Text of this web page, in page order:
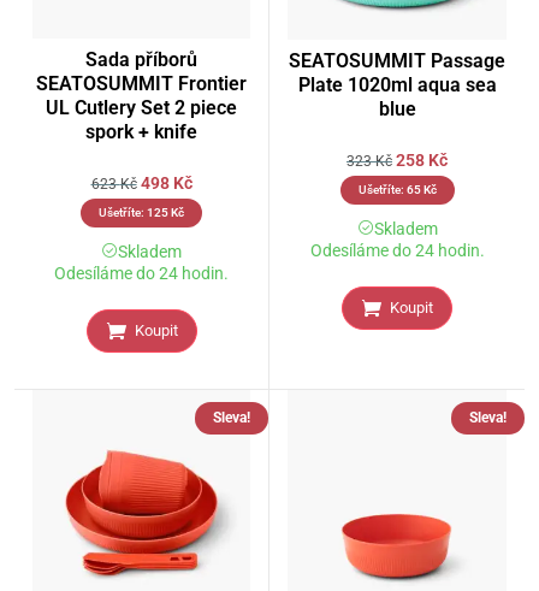
Sada příborů
SEATOSUMMIT Frontier
UL Cutlery Set 2 piece
spork + knife
623Kč 498 Kč
Ušetříte: 125Kč
Skladem
Odesíláme do 24 hodin.
Koupit
SEATOSUMMIT Passage
Plate 1020ml aqua sea
blue
323Kč 258 Kč
Ušetříte: 65Kč
Skladem
Odesíláme do 24 hodin.
Koupit
Sleva! Sleva!